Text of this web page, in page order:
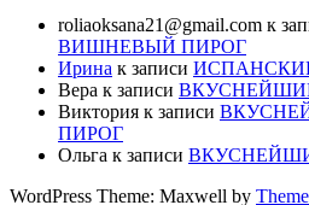
roliaoksana21@gmail.com к
ВИШНЕВЫЙ ПИРОГ
Ирина к записи
Вера к записи
Виктория к записи
ПИРОГ
Ольга к записи
WordPress Theme: Maxwell by